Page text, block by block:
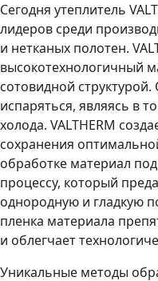
Сегодня утеплитель
лидеров среди
и нетканых полотен.
высокотехнологичный
сотовидной
испаряться, являясь в
холода. VALTHERM
сохранения
обработке материал
процессу, который
однородную и гладкую
пленка материала
и облегчает
Уникальные методы